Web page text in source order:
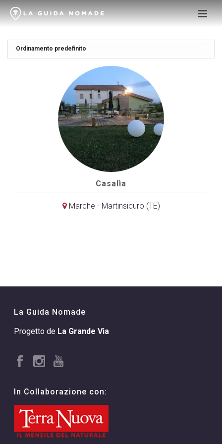
Casalìa
Marche - Martinsicuro (TE)
La Guida Nomade
Progetto de La Grande Via
In Collaborazione con: